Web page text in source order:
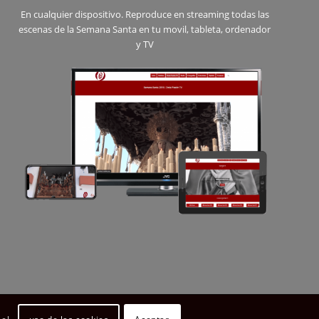
En cualquier dispositivo. Reproduce en streaming todas las
escenas de la Semana Santa en tu movil, tableta, ordenador
y TV